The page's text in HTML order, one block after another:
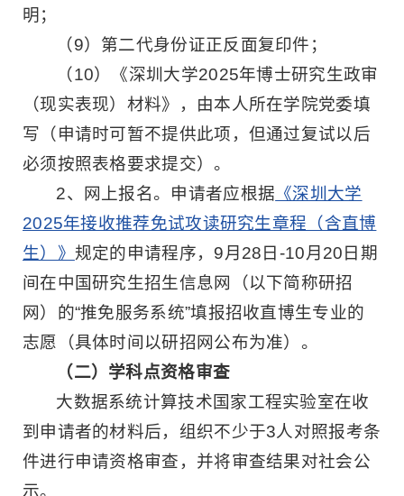
明；
（9）第二代身份证正反面复印件；
（10）《深圳大学2025年博士研究生政审
（现实表现）材料》，由本人所在学院党委填
写（申请时可暂不提供此项，但通过复试以后
必须按照表格要求提交）。
2、网上报名。申请者应根据 《深圳大学
2025年接收推荐免试攻读研究生章程（含直博
生）》 规定的申请程序，9月28日-10月20日期
间在中国研究生招生信息网（以下简称研招
网）的“推免服务系统”填报招收直博生专业的
志愿（具体时间以研招网公布为准）。
（二）学科点资格审查
大数据系统计算技术国家工程实验室在收
到申请者的材料后，组织不少于3人对照报考条
件进行申请资格审查，并将审查结果对社会公
示。